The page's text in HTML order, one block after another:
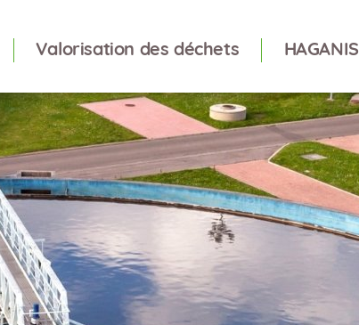
Valorisation des déchets HAGANIS